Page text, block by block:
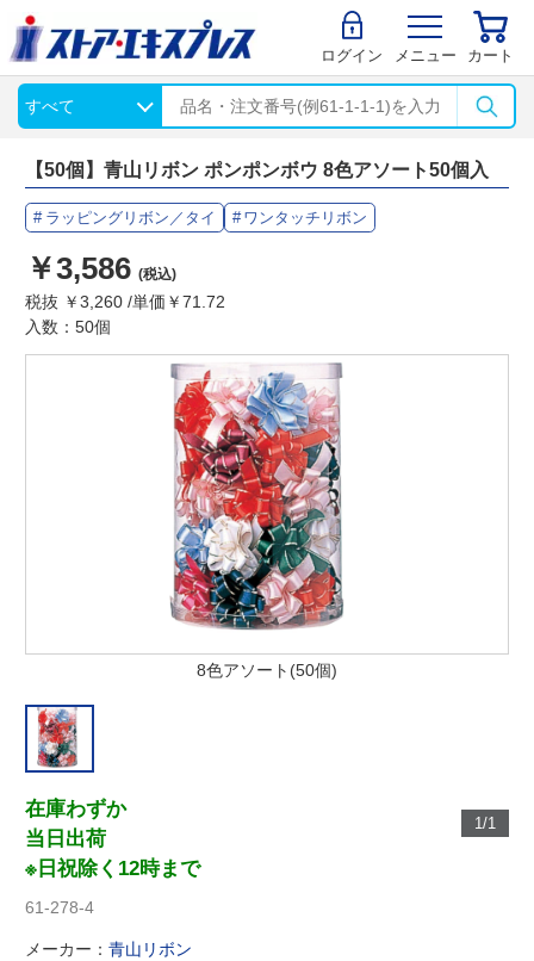
ログイン メニュー カート
【50個】青山リボン ポンポンボウ 8色アソート50個入
ラッピングリボン／タイ ワンタッチリボン
￥3,586 (税込)
税抜 ￥3,260 /単価￥71.72
入数：50個
8色アソート(50個)
1/1
在庫わずか
当日出荷
※日祝除く12時まで
61-278-4
メーカー：青山リボン